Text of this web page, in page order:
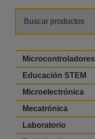
Microcontroladores
Educación STEM
Microelectrónica
Mecatrónica
Laboratorio